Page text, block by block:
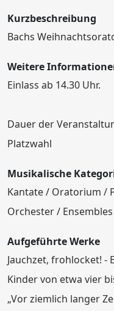
Kurzbeschreibung
Bachs
Weitere
Einlass ab 14.30 Uhr.
Dauer der
Platzwahl
Musikalische
Kantate / Oratorium /
Orchester / Ensembles
Aufgeführte Werke
Jauchzet, frohlocket!
Kinder von etwa vier
„Vor ziemlich langer